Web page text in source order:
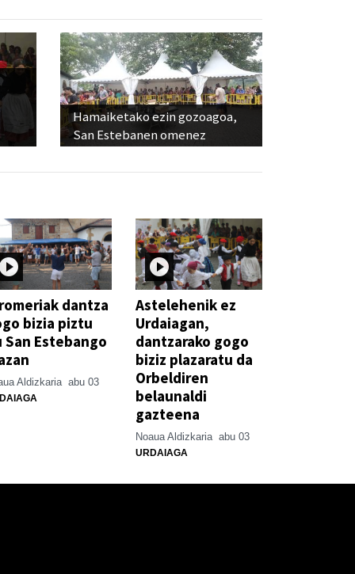
Hamaiketako ezin gozoagoa,
San Estebanen omenez
dantza
bizia piztu
San Estebango
Aldizkaria abu 03
Astelehenik ez
Urdaiagan,
dantzarako gogo
biziz plazaratu da
Orbeldiren
belaunaldi
gazteena
Noaua Aldizkaria abu 03
URDAIAGA